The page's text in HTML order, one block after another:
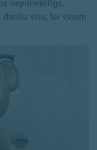
nepilnvērtīgs,
visu, lai viņam